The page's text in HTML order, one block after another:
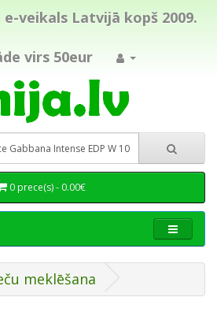
veikals Latvijā kopš 2009.
virs 50eur
0 prece(s) - 0.00€
meklēšana